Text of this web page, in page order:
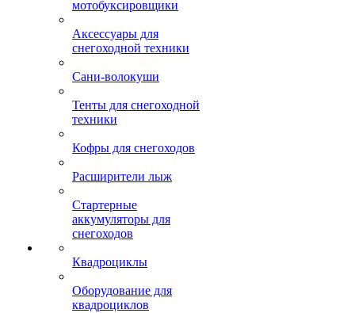
мотобуксировщики
Аксессуары для
снегоходной техники
Сани-волокуши
Тенты для снегоходной
техники
Кофры для снегоходов
Расширители лыж
Стартерные
аккумуляторы для
снегоходов
Квадроциклы
Оборудование для
квадроциклов